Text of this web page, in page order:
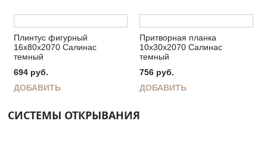
Плинтус фигурный
16х80х2070 Салинас
темный
694 руб.
ДОБАВИТЬ
Притворная планка
10х30х2070 Салинас
темный
756 руб.
ДОБАВИТЬ
СИСТЕМЫ ОТКРЫВАНИЯ